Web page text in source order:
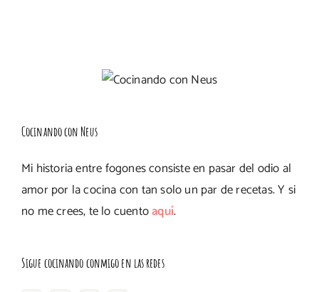
Cocinando con Neus
Mi historia entre fogones consiste en pasar del odio al
amor por la cocina con tan solo un par de recetas. Y si
no me crees, te lo cuentoaquí.
Sigue cocinando conmigo en las redes